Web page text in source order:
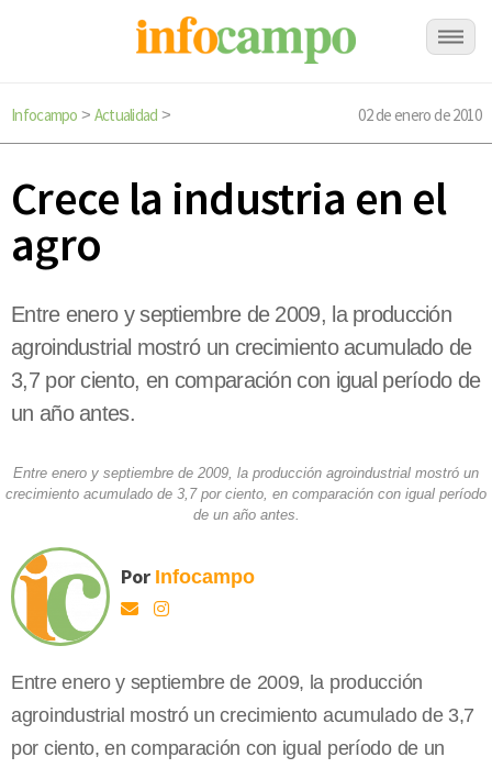
Infocampo > Actualidad > 02 de enero de 2010
Crece la industria en el
agro
Entre enero y septiembre de 2009, la producción
agroindustrial mostró un crecimiento acumulado de
3,7 por ciento, en comparación con igual período de
un año antes.
Entre enero y septiembre de 2009, la producción agroindustrial mostró un
crecimiento acumulado de 3,7 por ciento, en comparación con igual período
de un año antes.
Por Infocampo
Entre enero y septiembre de 2009, la producción
agroindustrial mostró un crecimiento acumulado de 3,7
por ciento, en comparación con igual período de un